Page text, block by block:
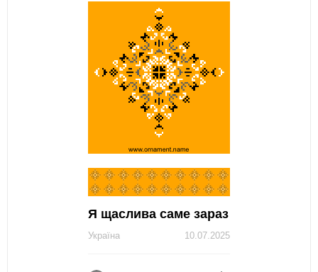
Я щаслива саме зараз
10.07.2025
Україна